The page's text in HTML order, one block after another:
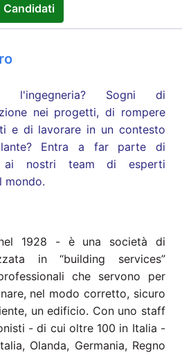
Candidati
l'ingegneria? Sogni di
nei progetti, di rompere
e di lavorare in un contesto
Entra a far parte di
ai nostri team di esperti
mondo.
1928 - è una società di
in “building services”
che servono per
nel modo corretto, sicuro
un edificio. Con uno staff
- di cui oltre 100 in Italia -
Olanda, Germania, Regno